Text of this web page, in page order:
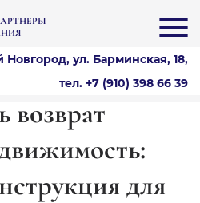
Новгород, ул. Барминская, 18,
тел. +7 (910) 398 66 39
возврат
для